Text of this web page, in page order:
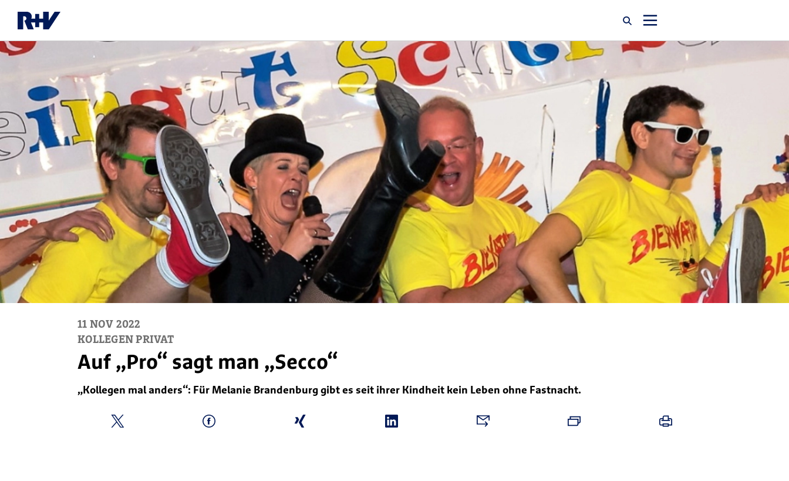
Startseite
Newsroom
Über uns
Karriere
Jobsuche
11 NOV 2022
KOLLEGEN PRIVAT
Auf „Pro“ sagt man „Secco“
„Kollegen mal anders“: Für Melanie Brandenburg gibt es seit ihrer Kindheit kein Leben ohne Fastnacht.